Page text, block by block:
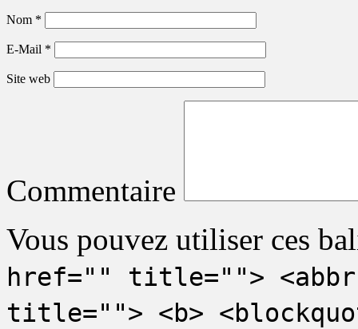
Nom *
E-Mail *
Site web
Commentaire
Vous pouvez utiliser ces
href="" title="">
title=""> <b>